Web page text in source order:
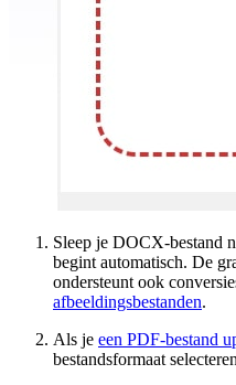
Sleep je DOCX-bestand
begint automatisch. De
ondersteunt ook
afbeeldingsbestanden.
Als je een PDF-bestand
bestandsformaat